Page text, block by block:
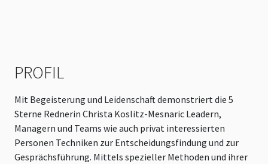
PROFIL
Mit Begeisterung und Leidenschaft demonstriert die 5
Sterne Rednerin Christa Koslitz-Mesnaric Leadern,
Managern und Teams wie auch privat interessierten
Personen Techniken zur Entscheidungsfindung und zur
Gesprächsführung. Mittels spezieller Methoden und ihrer